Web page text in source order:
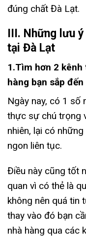
đúng chất Đà Lạt.
III. Những lưu
tại Đà Lạt
1.Tìm hơn 2
hàng bạn sắp đến
Ngày nay, có 1 số
thực sự chú trọng
nhiên, lại có
ngon liên tục.
Điều này cũng tốt
quan vì có thẻ là
không nên quá tin
thay vào đó bạn
nhà hàng qua các